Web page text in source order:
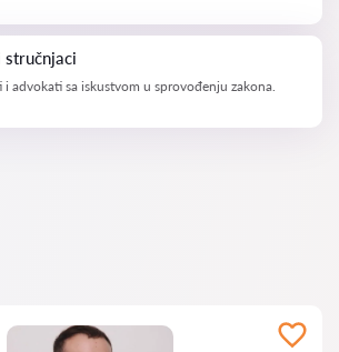
stručnjaci
i advokati sa iskustvom u sprovođenju zakona.